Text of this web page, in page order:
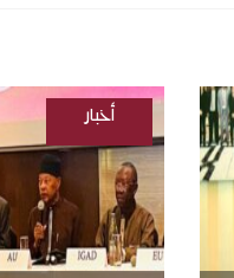
أخبار
/
السودانية